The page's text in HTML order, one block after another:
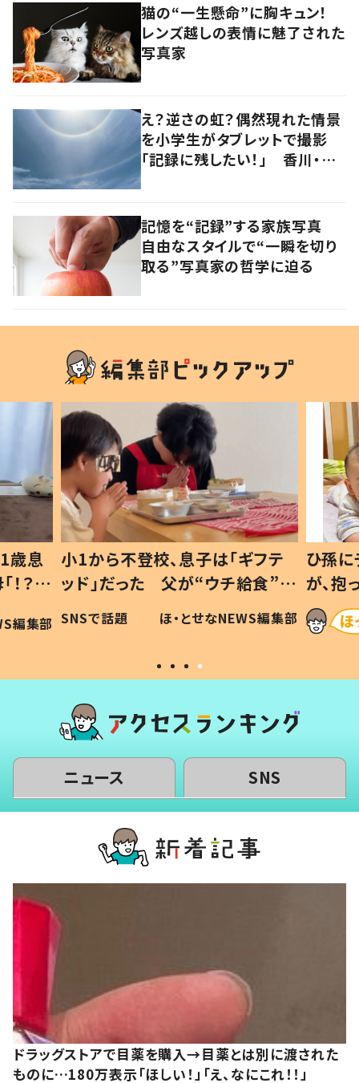
猫の“一生懸命”に胸キュン！
レンズ越しの表情に魅了された
写真家
え？逆さの虹？偶然現れた情景
を小学生がタブレットで撮影
「記録に残したい！」 香川・高
記憶を“記録”する家族写真
自由なスタイルで“一瞬を切り
取る”写真家の哲学に迫る
歳息
？」
編集部
小1から不登校、息子は「ギフテ
ッド」だった 父が“ウチ給食”を
作り続ける理由とは #令和の親
#令和の子
SNSで話題 ほ・とせなNEWS編集部
ひ孫
が、
「涙が
い」
ニュース SNS
ドラッグストアで目薬を購入→目薬とは別に渡された
ものに…180万表示「ほしい！」「え、なにこれ！！」